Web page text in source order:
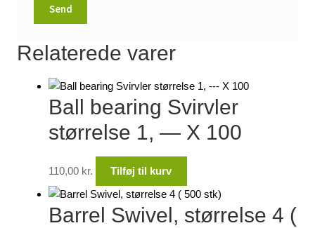
Relaterede varer
Ball bearing Svirvler
størrelse 1, — X 100
110,00 kr. Tilføj til kurv
Barrel Swivel, størrelse 4 (